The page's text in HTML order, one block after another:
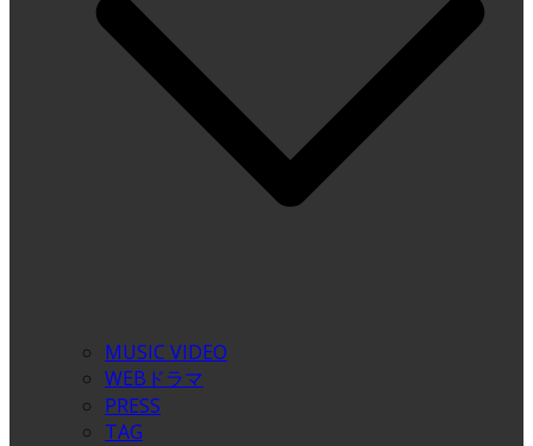
MUSIC VIDEO
WEBドラマ
PRESS
TAG